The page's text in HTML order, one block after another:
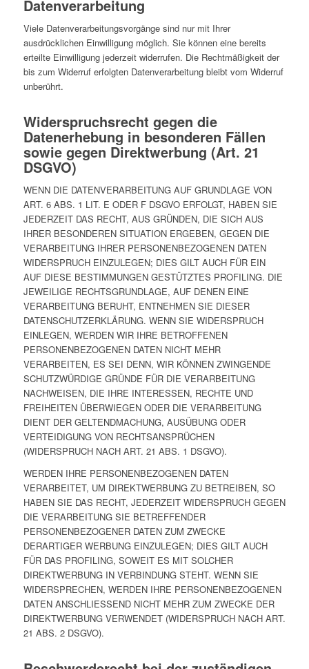
Datenverarbeitung
Viele Datenverarbeitungsvorgänge sind nur mit Ihrer
ausdrücklichen Einwilligung möglich. Sie können eine bereits
erteilte Einwilligung jederzeit widerrufen. Die Rechtmäßigkeit der
bis zum Widerruf erfolgten Datenverarbeitung bleibt vom Widerruf
unberührt.
Widerspruchsrecht gegen die
Datenerhebung in besonderen Fällen
sowie gegen Direktwerbung (Art. 21
DSGVO)
WENN DIE DATENVERARBEITUNG AUF GRUNDLAGE VON
ART. 6 ABS. 1 LIT. E ODER F DSGVO ERFOLGT, HABEN SIE
JEDERZEIT DAS RECHT, AUS GRÜNDEN, DIE SICH AUS
IHRER BESONDEREN SITUATION ERGEBEN, GEGEN DIE
VERARBEITUNG IHRER PERSONENBEZOGENEN DATEN
WIDERSPRUCH EINZULEGEN; DIES GILT AUCH FÜR EIN
AUF DIESE BESTIMMUNGEN GESTÜTZTES PROFILING. DIE
JEWEILIGE RECHTSGRUNDLAGE, AUF DENEN EINE
VERARBEITUNG BERUHT, ENTNEHMEN SIE DIESER
DATENSCHUTZERKLÄRUNG. WENN SIE WIDERSPRUCH
EINLEGEN, WERDEN WIR IHRE BETROFFENEN
PERSONENBEZOGENEN DATEN NICHT MEHR
VERARBEITEN, ES SEI DENN, WIR KÖNNEN ZWINGENDE
SCHUTZWÜRDIGE GRÜNDE FÜR DIE VERARBEITUNG
NACHWEISEN, DIE IHRE INTERESSEN, RECHTE UND
FREIHEITEN ÜBERWIEGEN ODER DIE VERARBEITUNG
DIENT DER GELTENDMACHUNG, AUSÜBUNG ODER
VERTEIDIGUNG VON RECHTSANSPRÜCHEN
(WIDERSPRUCH NACH ART. 21 ABS. 1 DSGVO).
WERDEN IHRE PERSONENBEZOGENEN DATEN
VERARBEITET, UM DIREKTWERBUNG ZU BETREIBEN, SO
HABEN SIE DAS RECHT, JEDERZEIT WIDERSPRUCH GEGEN
DIE VERARBEITUNG SIE BETREFFENDER
PERSONENBEZOGENER DATEN ZUM ZWECKE
DERARTIGER WERBUNG EINZULEGEN; DIES GILT AUCH
FÜR DAS PROFILING, SOWEIT ES MIT SOLCHER
DIREKTWERBUNG IN VERBINDUNG STEHT. WENN SIE
WIDERSPRECHEN, WERDEN IHRE PERSONENBEZOGENEN
DATEN ANSCHLIESSEND NICHT MEHR ZUM ZWECKE DER
DIREKTWERBUNG VERWENDET (WIDERSPRUCH NACH ART.
21 ABS. 2 DSGVO).